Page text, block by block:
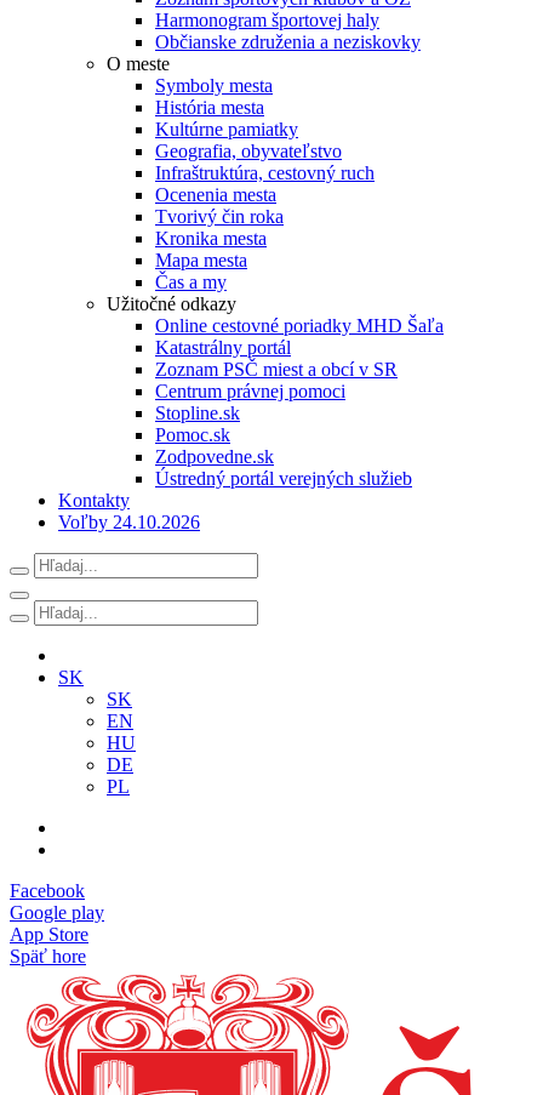
Harmonogram športovej haly
Občianske združenia a neziskovky
O meste
Symboly mesta
História mesta
Kultúrne pamiatky
Geografia, obyvateľstvo
Infraštruktúra, cestovný ruch
Ocenenia mesta
Tvorivý čin roka
Kronika mesta
Mapa mesta
Čas a my
Užitočné odkazy
Online cestovné poriadky MHD Šaľa
Katastrálny portál
Zoznam PSČ miest a obcí v SR
Centrum právnej pomoci
Stopline.sk
Pomoc.sk
Zodpovedne.sk
Ústredný portál verejných služieb
Kontakty
Voľby 24.10.2026
SK
SK
EN
HU
DE
PL
Facebook
Google play
App Store
Späť hore